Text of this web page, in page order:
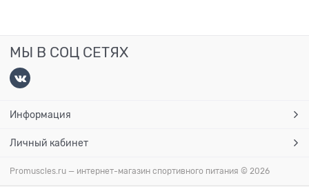
МЫ В СОЦ СЕТЯХ
Информация
Личный кабинет
Promuscles.ru — интернет-магазин спортивного питания © 2026